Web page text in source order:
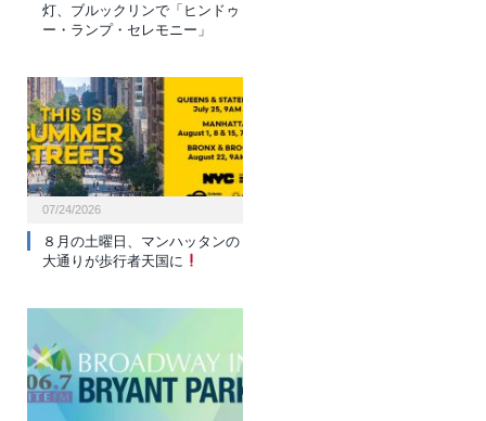
灯、ブルックリンで「ヒンドゥ
ー・ランプ・セレモニー」
07/24/2026
８月の土曜日、マンハッタンの
大通りが歩行者天国に